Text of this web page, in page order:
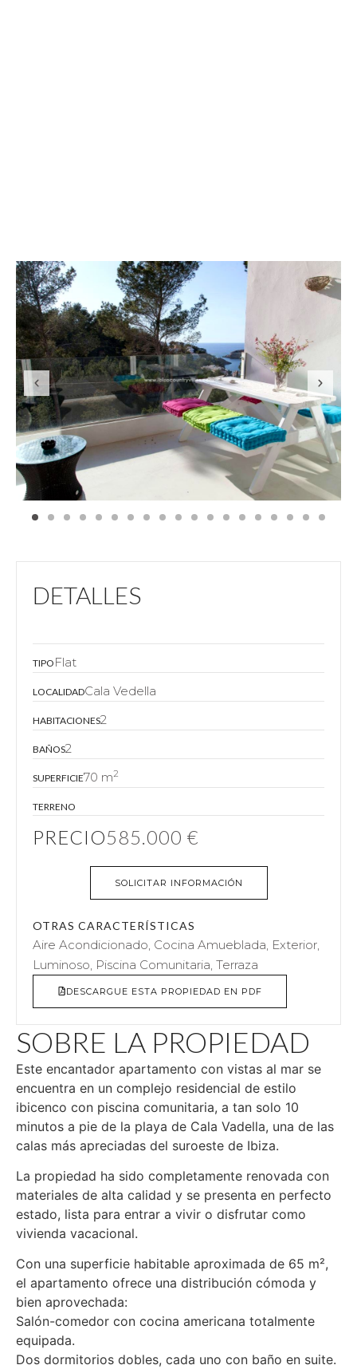
DETALLES
TIPO Flat
LOCALIDADCala Vedella
HABITACIONES2
BAÑOS2
SUPERFICIE70 m2
TERRENO
PRECIO585.000 €
SOLICITAR INFORMACIÓN
OTRAS CARACTERÍSTICAS
Aire Acondicionado, Cocina Amueblada, Exterior,
Luminoso, Piscina Comunitaria, Terraza
DESCARGUE ESTA PROPIEDAD EN PDF
SOBRE LA PROPIEDAD
Este encantador apartamento con vistas al mar se
encuentra en un complejo residencial de estilo
ibicenco con piscina comunitaria, a tan solo 10
minutos a pie de la playa de Cala Vadella, una de las
calas más apreciadas del suroeste de Ibiza.
La propiedad ha sido completamente renovada con
materiales de alta calidad y se presenta en perfecto
estado, lista para entrar a vivir o disfrutar como
vivienda vacacional.
Con una superficie habitable aproximada de 65 m²,
el apartamento ofrece una distribución cómoda y
bien aprovechada:
Salón-comedor con cocina americana totalmente
equipada.
Dos dormitorios dobles, cada uno con baño en suite.